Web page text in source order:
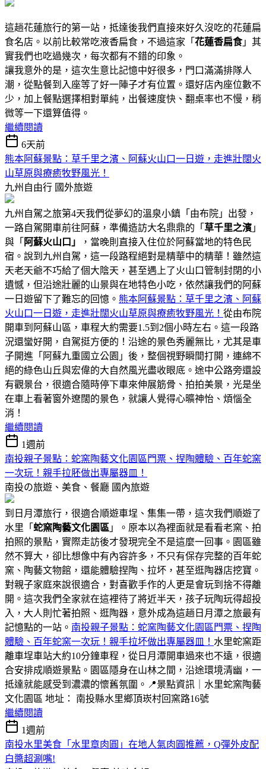
這趟花蓮旅行的第一站，抵達後我們直接來好久沒吃的花蓮扁
食名店。以前比較常吃液香扁食，不過這家「 花蓮香扁食」其
實我們也吃過幾次，每次都有不錯的印象。
讓我意外的是，這次生意比記憶中好很多，門口滿滿排隊人
潮，從點餐到入座等了好一陣子才有位置。還好店內座位數不
少，加上餐點選擇相對單純，出餐速度快、翻桌率也不慢，稍
微等一下還算值得。
繼續閱讀
6天前
熊本阿蘇景點：草千里之濱、阿蘇火山口一日遊，走進壯闊火
山草原與療癒牧野風光！
九州自由行 國外旅遊
九州自駕之旅第4天我們從夢幻的溫泉小鎮「由布院」出發，
一路自駕開車前往阿蘇，準備造訪大名鼎鼎的「 草千里之濱 」
與「 阿蘇火山口」
，當晚則直接入住位於阿蘇當地的特色民
宿。說到九州自駕，這一段路程絕對是精華中的精華！雖然這
天老天爺不巧給了個大陰天，甚至遇上了火山口管制封閉的小
遺憾，但沿途壯麗的山景與在地特色小吃，依然讓我們的阿蘇
一日遊留下了難忘的回憶。 熊本阿蘇景點：草千里之濱、阿蘇
火山口一日遊，走進壯闊火山草原與療癒牧野風光！ 從由布院
開車到阿蘇山區，車程大約需要1.5到2個小時左右。這一段路
況還蠻好開，自駕挺方便的！沿途的景色秀麗無比，尤其是車
子開進「阿蘇九重國立公園」後，整個視野瞬間打開，連綿不
絕的綠色山丘與宏偉的大自然風光盡收眼底。途中公路旁還設
有觀景台，很適合隨時停下車來伸展筋骨、拍拍美景，光是坐
在車上看著窗外遼闊的景色，就讓人覺得心曠神怡、煩惱全
消！
繼續閱讀
1週前
南投親子景點：蛇窯陶藝文化園區門票、捏陶體驗、百年蛇窯
一次玩！親手拉胚做出專屬器皿！
南投の旅遊、美食、餐廳 國內旅遊
到日月潭旅行，很適合順遊車埕、集集一帶，這次我們順遊了
水里「 蛇窯陶藝文化園區 」。原本以為裡面就是看看老窯、拍
拍照的景點，實際走訪後才發現完全不是這麼一回事。園區雖
然不算大，卻比想像中有內容許多，不只有保存完整的百年蛇
窯、陶藝文物館，還能體驗捏陶、拉坏，甚至逛陶器店挖寶。
對親子家庭來說很適合，對喜歡手作的人更是會玩到捨不得離
開。這次我們全家就在這裡待了將近半天，孩子玩陶玩得超投
入，大人則忙著拍照、逛陶器，意外成為這趟日月潭之旅最有
記憶點的一站。 南投親子景點：蛇窯陶藝文化園區門票、捏陶
體驗、百年蛇窯一次玩！親手拉坏做出專屬器皿！ 水里蛇窯距
離車埕車站大約10分鐘車程，從日月潭開車過來也不遠，很適
合安排成順遊景點。園區隱身在山林之間，沿途環境清幽，一
抵達就能感受到濃濃的懷舊氛圍。📍景點資訊｜水里蛇窯陶藝
文化園區 地址： 南投縣水里鄉頂崁村回窯路16號
繼續閱讀
1週前
南投水里美食「水里章肉圓」在地人氣肉圓推薦，Q彈外皮配
白醬超涮嘴!